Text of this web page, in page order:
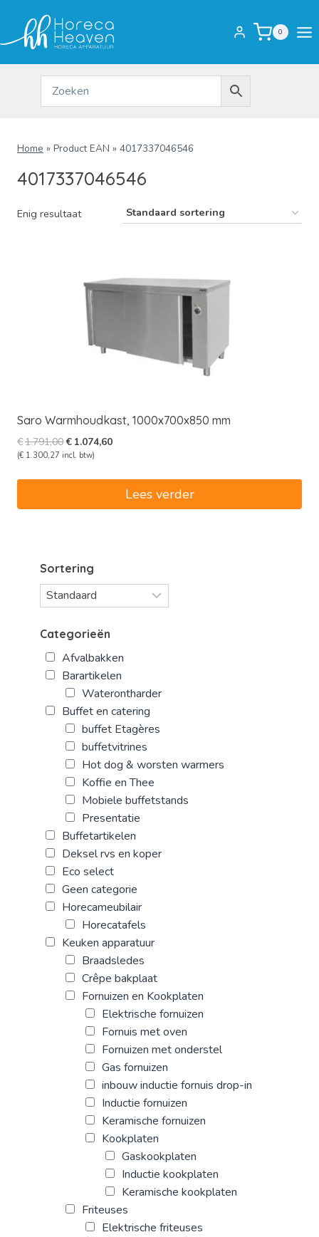
inhoud
0
Home » Product EAN » 4017337046546
4017337046546
Enig resultaat
Saro Warmhoudkast, 1000x700x850 mm
€1.791,00Oorspronkelijke
prijs
€ 1.074,60Huidige
(€ 1.300,27 incl. btw)
Lees verder
Sortering
Categorieën
Afvalbakken
Barartikelen
Waterontharder
Buffet en catering
buffet Etagères
buffetvitrines
Hot dog & worsten warmers
Koffie en Thee
Mobiele buffetstands
Presentatie
Buffetartikelen
Deksel rvs en koper
Eco select
Geen categorie
Horecameubilair
Horecatafels
Keuken apparatuur
Braadsledes
Crêpe bakplaat
Fornuizen en Kookplaten
Elektrische fornuizen
Fornuis met oven
Fornuizen met onderstel
Gas fornuizen
inbouw inductie fornuis drop-in
Inductie fornuizen
Keramische fornuizen
Kookplaten
Gaskookplaten
Inductie kookplaten
Keramische kookplaten
Friteuses
Elektrische friteuses